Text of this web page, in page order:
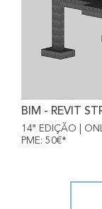
BIM - REVIT
14ª EDIÇÃO |
PME: 50€*